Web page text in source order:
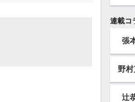
連載コ
張
野
辻